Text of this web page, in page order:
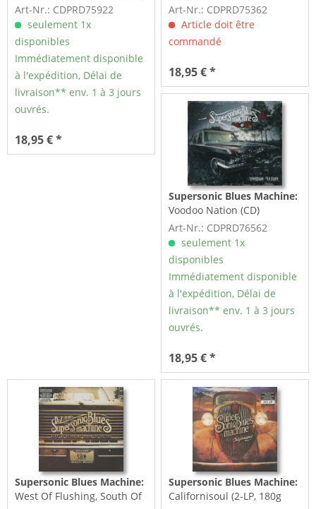
Art-Nr.: CDPRD75922
seulement 1x
disponibles
Immédiatement disponible
à l'expédition, Délai de
livraison** env. 1 à 3 jours
ouvrés.
18,95 € *
Art-Nr.: CDPRD75362
Article doit être
commandé
18,95 € *
Supersonic Blues Machine:
Voodoo Nation (CD)
Art-Nr.: CDPRD76562
seulement 1x
disponibles
Immédiatement disponible
à l'expédition, Délai de
livraison** env. 1 à 3 jours
ouvrés.
18,95 € *
Supersonic Blues Machine:
West Of Flushing, South Of
Supersonic Blues Machine:
Californisoul (2-LP, 180g